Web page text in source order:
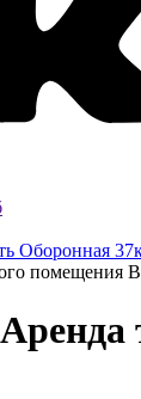
Оборонная